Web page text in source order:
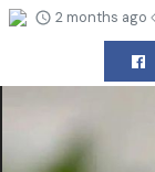
2 months ago